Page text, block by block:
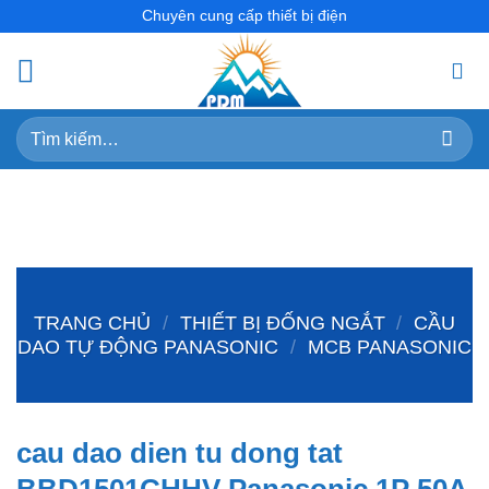
content
Chuyên cung cấp thiết bị điện
Tìm
kiếm:
TRANG CHỦ / THIẾT BỊ ĐỐNG NGẮT / CẦU
DAO TỰ ĐỘNG PANASONIC / MCB PANASONIC
cau dao dien tu dong tat